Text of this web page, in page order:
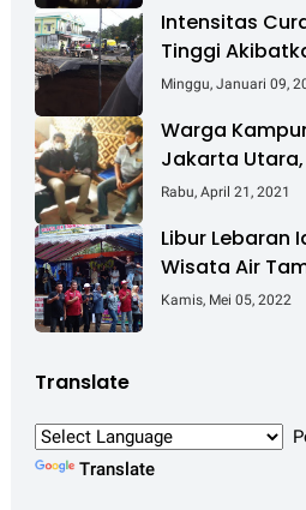
Intensitas
Tinggi
Sumatera
Minggu, Januari 09,
Warga
Jakarta
Rugi
Rabu, April 21, 2021
Libur Lebaran
Wisata Air
Kotabaru
Kamis, Mei 05, 2022
Translate
Translate